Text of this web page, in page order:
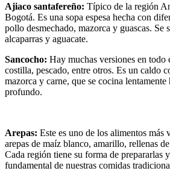
Ajiaco santafereño: Típico de la región
Bogotá. Es una sopa espesa hecha con
pollo desmechado, mazorca y guascas. Se
alcaparras y aguacate.
Sancocho: Hay muchas versiones en todo
costilla, pescado, entre otros. Es un caldo
mazorca y carne, que se cocina lentamente
profundo.
Arepas: Este es uno de los alimentos más
arepas de maíz blanco, amarillo, rellenas
Cada región tiene su forma de prepararlas
fundamental de nuestras comidas